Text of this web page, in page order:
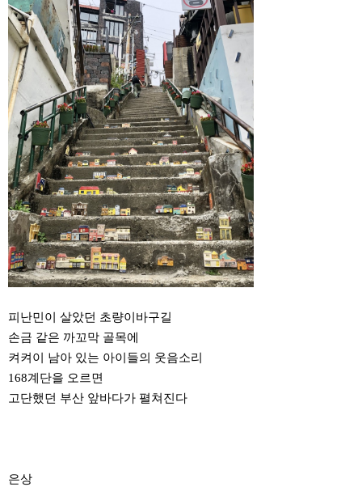
피난민이 살았던 초량이바구길
손금 같은 까꼬막 골목에
켜켜이 남아 있는 아이들의 웃음소리
168계단을 오르면
고단했던 부산 앞바다가 펼쳐진다
은상